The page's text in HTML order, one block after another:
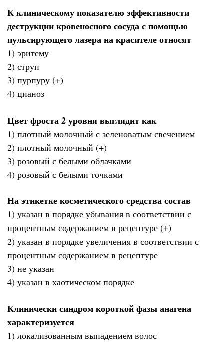
К клиническому показателю эффективности
деструкции кровеносного сосуда с помощью
пульсирующего лазера на красителе относят
1) эритему
2) струп
3) пурпуру (+)
4) цианоз
Цвет фроста 2 уровня выглядит как
1) плотный молочный с зеленоватым свечением
2) плотный молочный (+)
3) розовый с белыми облачками
4) розовый с белыми точками
На этикетке косметического средства состав
1) указан в порядке убывания в соответствии с
процентным содержанием в рецептуре (+)
2) указан в порядке увеличения в соответствии с
процентным содержанием в рецептуре
3) не указан
4) указан в хаотическом порядке
Клинически синдром короткой фазы анагена
характеризуется
1) локализованным выпадением волос